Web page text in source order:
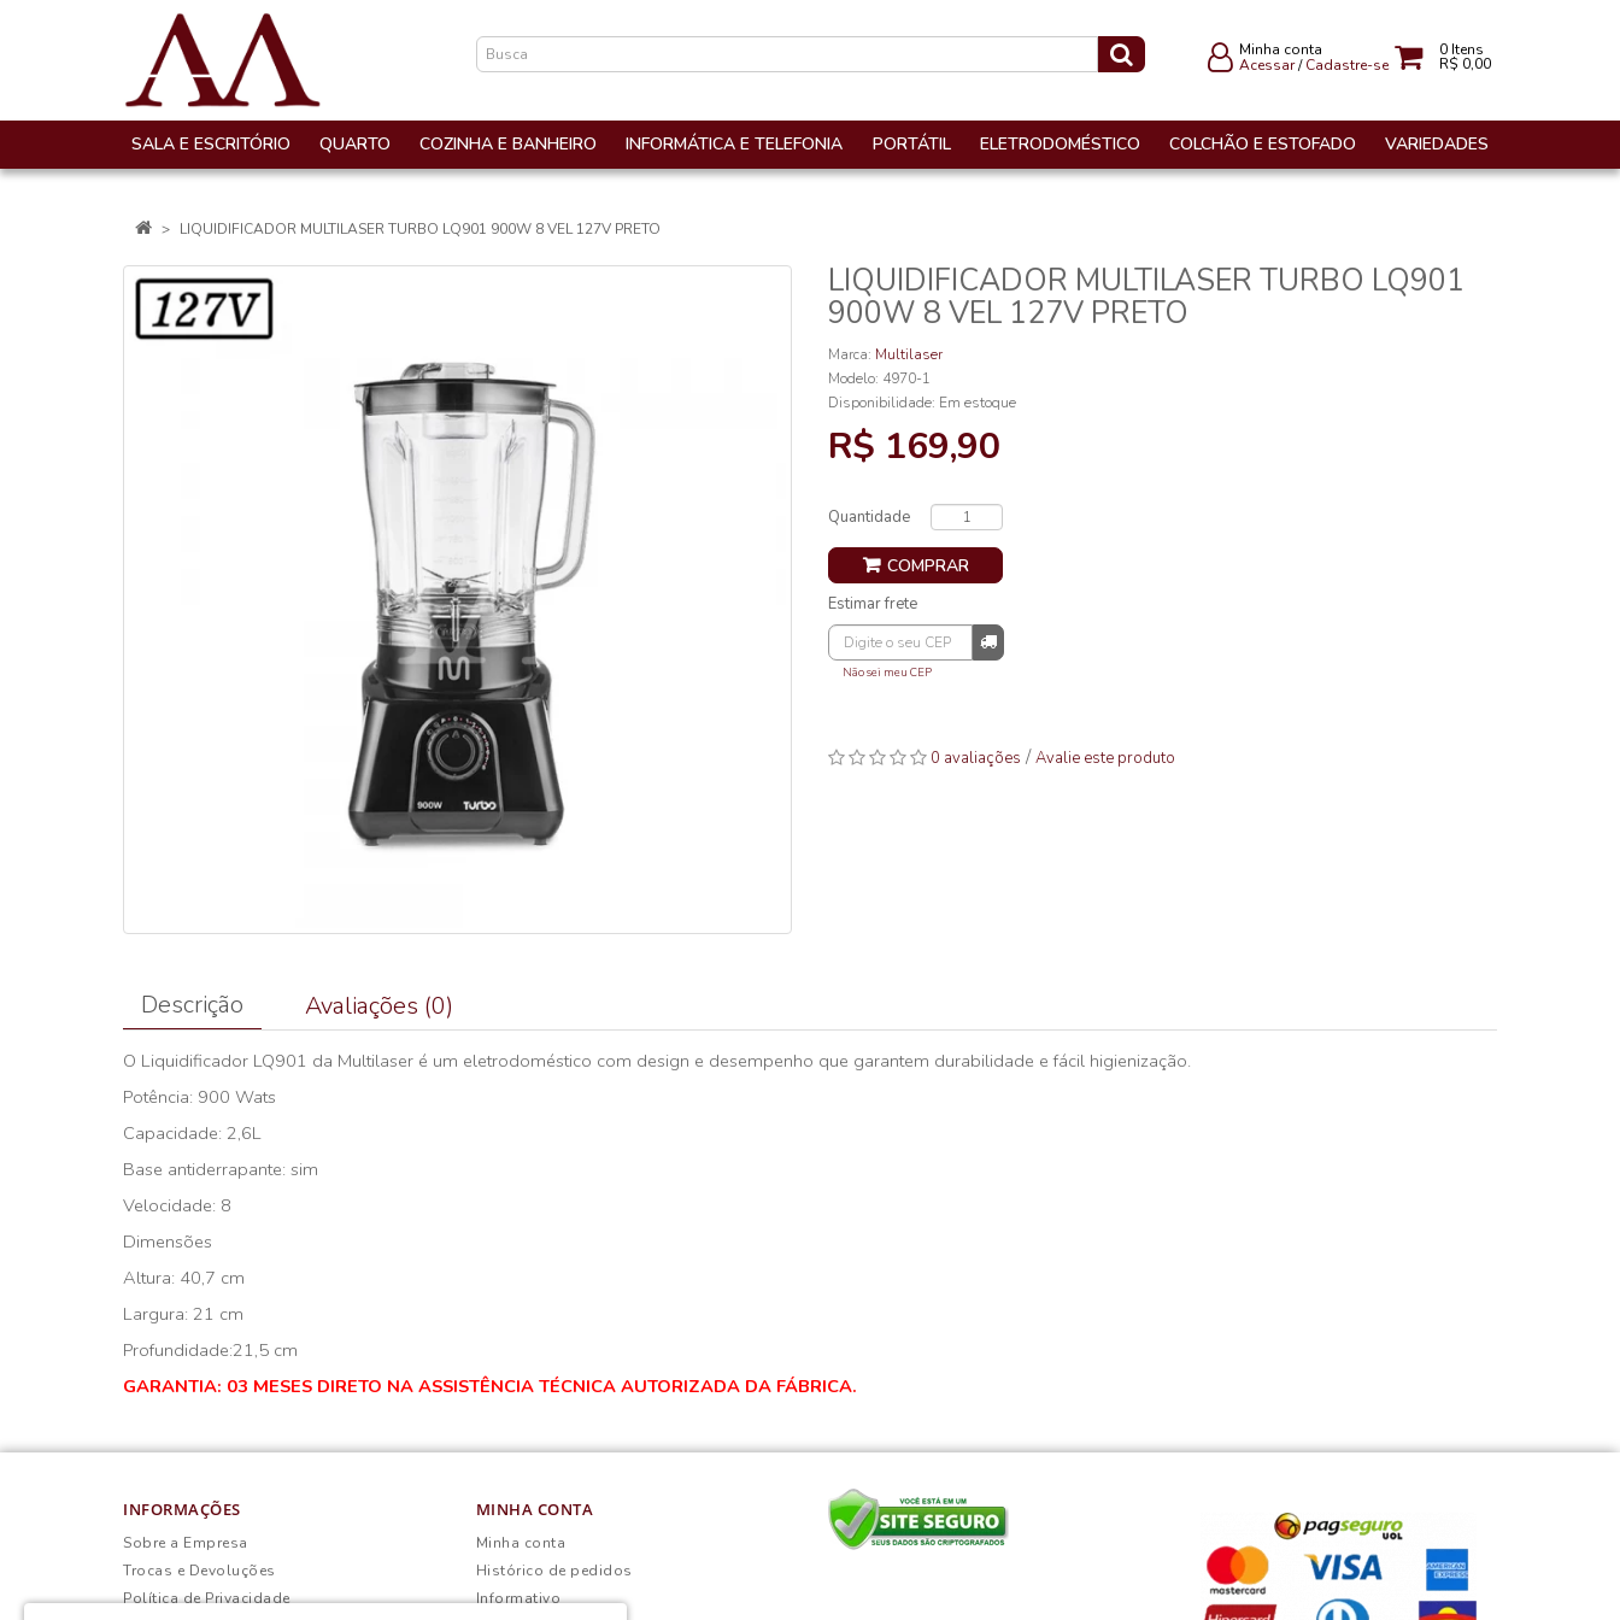
Minha conta
Acessar/Cadastre-se
0 Itens
R$ 0,00
SALA E ESCRITÓRIO QUARTO COZINHA E BANHEIRO INFORMÁTICA E TELEFONIA PORTÁTIL ELETRODOMÉSTICO COLCHÃO E ESTOFADO VARIEDADES
LIQUIDIFICADOR MULTILASER TURBO LQ901 900W 8 VEL 127V PRETO
LIQUIDIFICADOR MULTILASER TURBO LQ901
900W 8 VEL 127V PRETO
Marca: Multilaser
Modelo: 4970-1
Disponibilidade: Em estoque
R$ 169,90
Quantidade
COMPRAR
Estimar frete
Não sei meu CEP
0 avaliações /Avalie este produto
Descrição Avaliações (0)
O Liquidificador LQ901 da Multilaser é um eletrodoméstico com design e desempenho que garantem durabilidade e fácil higienização.
Potência: 900 Wats
Capacidade: 2,6L
Base antiderrapante: sim
Velocidade: 8
Dimensões
Altura: 40,7 cm
Largura: 21 cm
Profundidade:21,5 cm
GARANTIA: 03 MESES DIRETO NA ASSISTÊNCIA TÉCNICA AUTORIZADA DA FÁBRICA.
INFORMAÇÕES
Sobre a Empresa
Trocas e Devoluções
Política de Privacidade
MINHA CONTA
Minha conta
Histórico de pedidos
Informativo